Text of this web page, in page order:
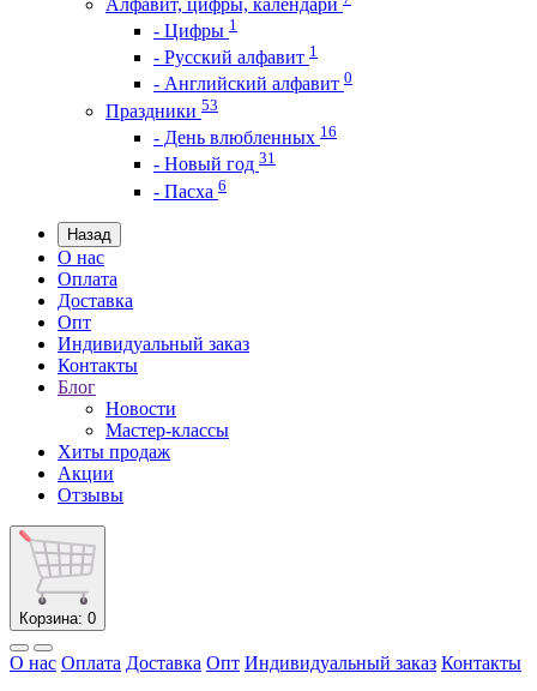
- Цифры 1
- Русский алфавит 1
- Английский алфавит 0
Праздники 53
- День влюбленных 16
- Новый год 31
- Пасха 6
Назад
О нас
Оплата
Доставка
Опт
Индивидуальный заказ
Контакты
Блог
Новости
Мастер-классы
Хиты продаж
Акции
Отзывы
Корзина: 0
О нас Оплата Доставка Опт Индивидуальный заказ Контакты